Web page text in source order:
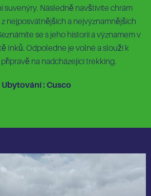
suvenýry. Následně navštívíte chrám
nejposvátnějších a nejvýznamnějších
se s jeho historií a významem v
Inků. Odpoledne je volné a slouží k
na nadcházející trekking.
Ubytování : Cusco